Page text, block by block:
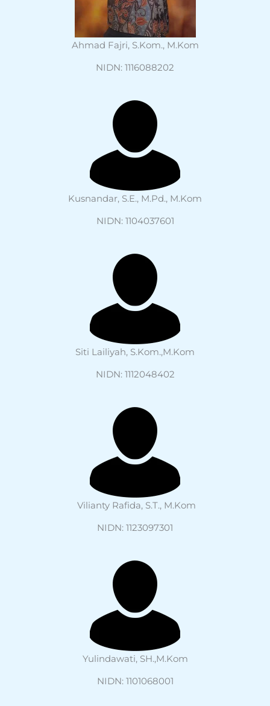
Ahmad Fajri, S.Kom., M.Kom
NIDN: 1116088202
Kusnandar, S.E., M.Pd., M.Kom
NIDN: 1104037601
Siti Lailiyah, S.Kom.,M.Kom
NIDN: 1112048402
Vilianty Rafida, S.T., M.Kom
NIDN: 1123097301
Yulindawati, SH.,M.Kom
NIDN: 1101068001